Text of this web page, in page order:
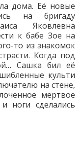
дома. Её новые
на бригаду
Яковлевна
к бабе Зое на
то из знакомок
Когда под
Сашка бил её
культи
на стене,
мёртвое
ноги сделались